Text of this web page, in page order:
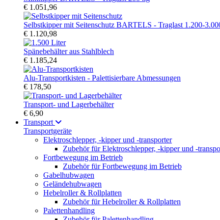
€ 1.051,96
Selbstkipper mit Seitenschutz BARTELS - Traglast 1.200-
€ 1.120,98
Spänebehälter aus Stahlblech
€ 1.185,24
Alu-Transportkisten - Palettisierbare Abmessungen
€ 178,50
Transport- und Lagerbehälter
€ 6,90
Transport
Transportgeräte
Elektroschlepper, -kipper und -transporter
Zubehör für Elektroschlepper, -kipper und -
Fortbewegung im Betrieb
Zubehör für Fortbewegung im Betrieb
Gabelhubwagen
Geländehubwagen
Hebelroller & Rollplatten
Zubehör für Hebelroller & Rollplatten
Palettenhandling